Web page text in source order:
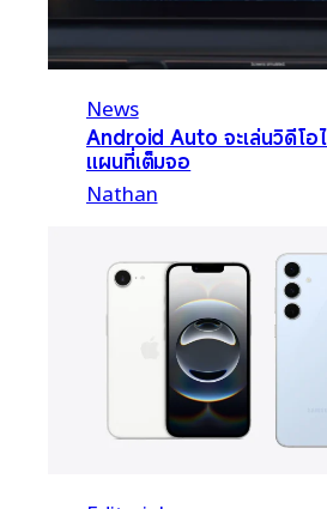
News
Android Auto จะเล่นวิดีโอ
แผนที่เต็มจอ
Nathan